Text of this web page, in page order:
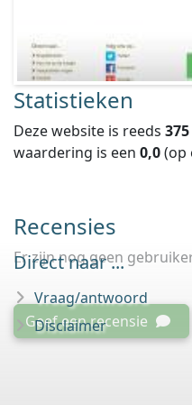
Statistieken
Deze website is reeds 375
waardering is een 0,0(op
Recensies
Er zijn nog geen
Geef een recensie
Direct naar ...
Vraag/antwoord
Disclaimer